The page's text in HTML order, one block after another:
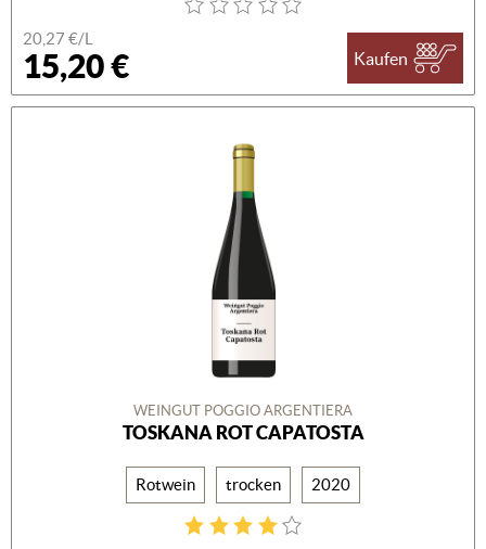
20,27 €/L
15,20 € Kaufen
WEINGUT POGGIO ARGENTIERA
TOSKANA ROT CAPATOSTA
Rotwein trocken 2020